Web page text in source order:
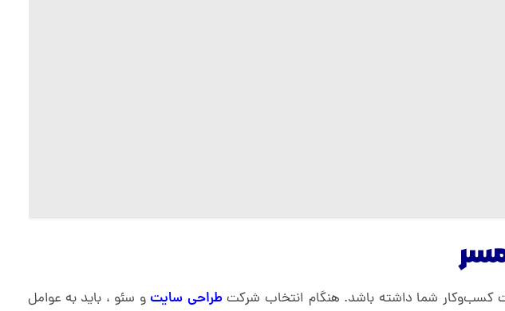
کسب‌وکار شما داشته باشد. هنگام انتخاب شرکتطراحی سایتو سئو ، باید به عوامل